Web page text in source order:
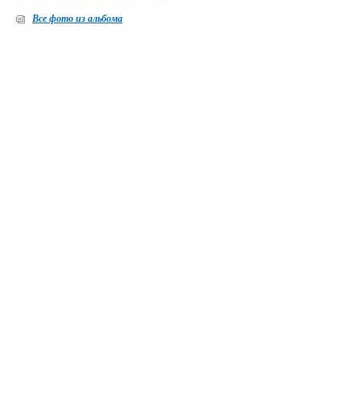
Все фото из альбома